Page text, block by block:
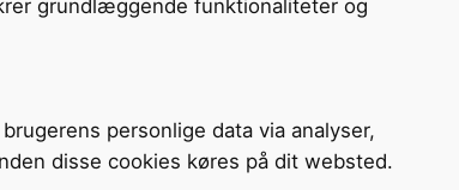
grundlæggende funktionaliteter og
personlige data via analyser,
disse cookies køres på dit websted.